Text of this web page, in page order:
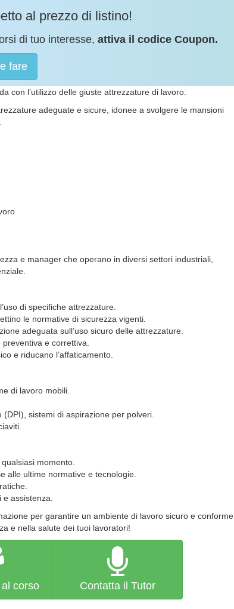
al prezzo di listino!
di tuo interesse, attiva il codice Coupon.
fare
con l’utilizzo delle giuste attrezzature di lavoro.
adeguate e sicure, idonee a svolgere le mansioni
e manager che operano in diversi settori industriali,
di specifiche attrezzature.
le normative di sicurezza vigenti.
adeguata sull’uso sicuro delle attrezzature.
e correttiva.
e riducano l’affaticamento.
di lavoro mobili.
sistemi di aspirazione per polveri.
momento.
alle ultime normative e tecnologie.
assistenza.
per garantire un ambiente di lavoro sicuro e conforme
e nella salute dei tuoi lavoratori!
corso Contatta il Tutor